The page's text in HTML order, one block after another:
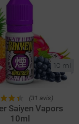
10 ml
(31 avis)
Saiyen Vapors
10ml